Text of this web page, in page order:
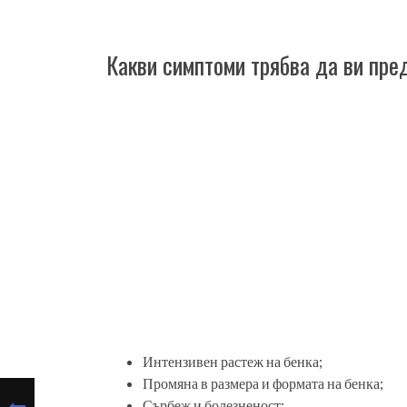
Какви симптоми трябва да ви
Интензивен растеж на бенка;
Промяна в размера и формата на бенка;